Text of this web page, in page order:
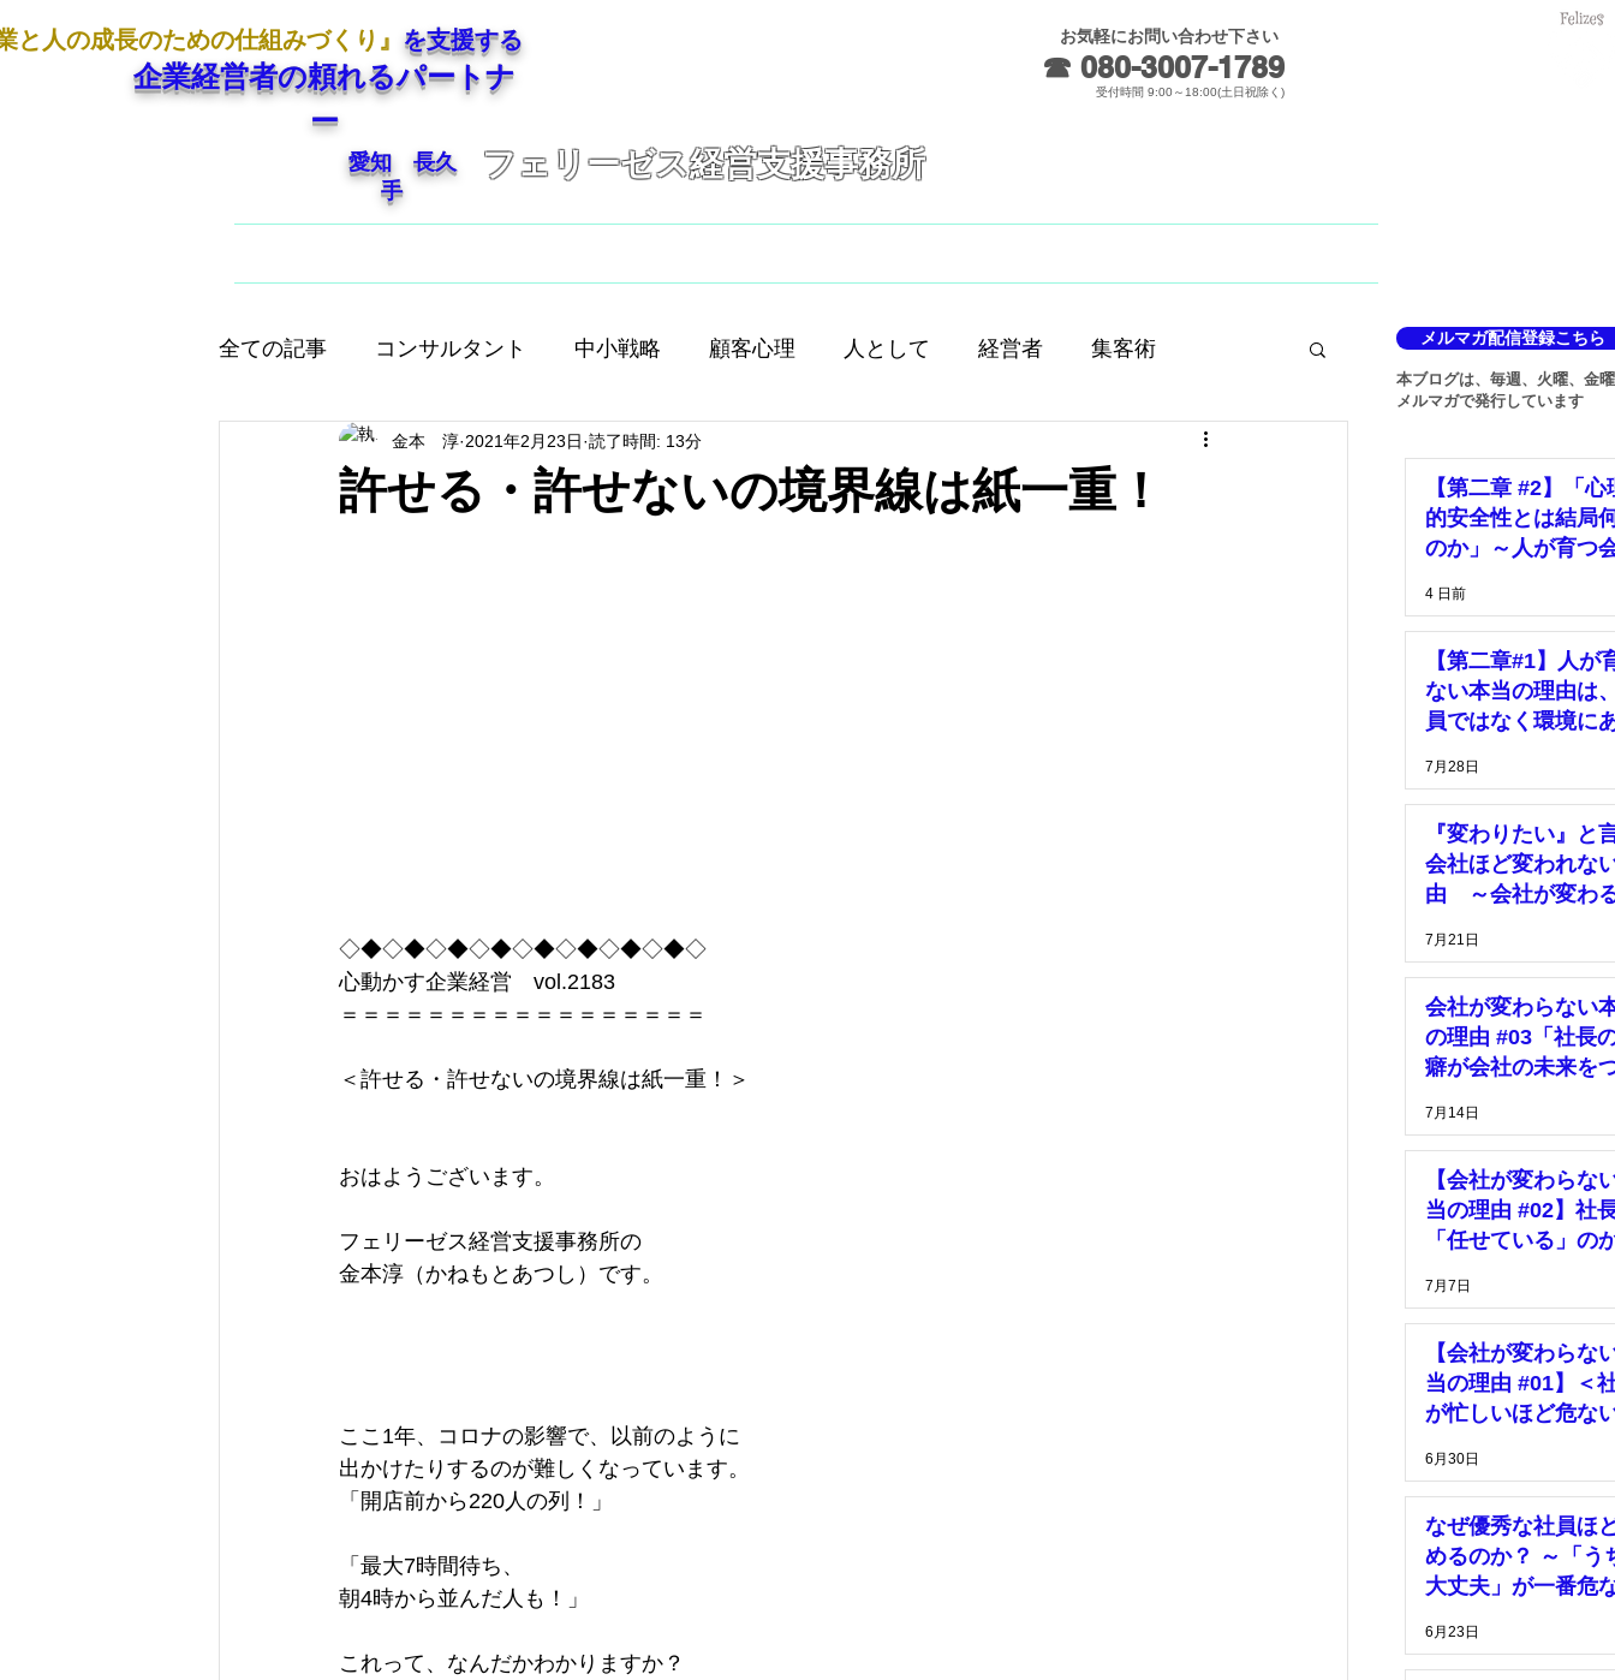
と人の成長のための仕組みづくり』 を支援する
企業経営者の頼れるパートナ
ー
愛知 長久
手
フェリーゼス経営支援事務所
お気軽にお問い合わせ下さい
☎ 080-3007-1789​
受付時間 9:00～18:00(土日祝除く)
全ての記事 コンサルタント 中小戦略 顧客心理 人として 経営者 集客術
人として大切なこと 店舗経営 人間
許せる・許せないの境界線は紙一重！
金本 淳 2021年2月23日 読了時間: 13分
◇◆◇◆◇◆◇◆◇◆◇◆◇◆◇◆◇
心動かす企業経営　vol.2183
＝＝＝＝＝＝＝＝＝＝＝＝＝＝＝＝＝
＜許せる・許せないの境界線は紙一重！＞
おはようございます。
フェリーゼス経営支援事務所の
金本淳（かねもとあつし）です。
ここ1年、コロナの影響で、以前のように
出かけたりするのが難しくなっています。
「開店前から220人の列！」
「最大7時間待ち、
朝4時から並んだ人も！」
これって、なんだかわかりますか？
メルマガ配信登録こちら
本ブログは、毎週、火曜、金
メルマガで発行しています
【第二章 #2】「心
的安全性とは結局
のか」～人が育つ
きる環境」がある
4 日前
【第二章#1】人が
ない本当の理由は
員ではなく環境に
7月28日
『変わりたい』と
会社ほど変われな
由 ～会社が変わ
った時～
7月21日
会社が変わらない
の理由 #03「社長
癖が会社の未来を
7月14日
【会社が変わらな
当の理由 #02】社
「任せている」の
7月7日
【会社が変わらな
当の理由 #01】＜
が忙しいほど危な
6月30日
なぜ優秀な社員ほ
めるのか？ ～「う
大丈夫」が一番危
6月23日